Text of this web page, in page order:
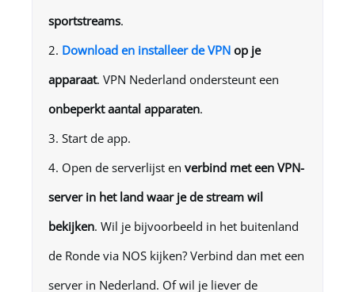
sportstreams.
Download en installeer de VPN op je
apparaat. VPN Nederland ondersteunt een
onbeperkt aantal apparaten.
Start de app.
Open de serverlijst en verbind met een VPN-
server in het land waar je de stream wil
bekijken. Wil je bijvoorbeeld in het buitenland
de Ronde via NOS kijken? Verbind dan met een
server in Nederland. Of wil je liever de